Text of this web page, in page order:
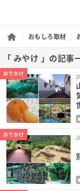
おもしろ取材
「 みやけ 」の記事
おでかけ
おでかけ